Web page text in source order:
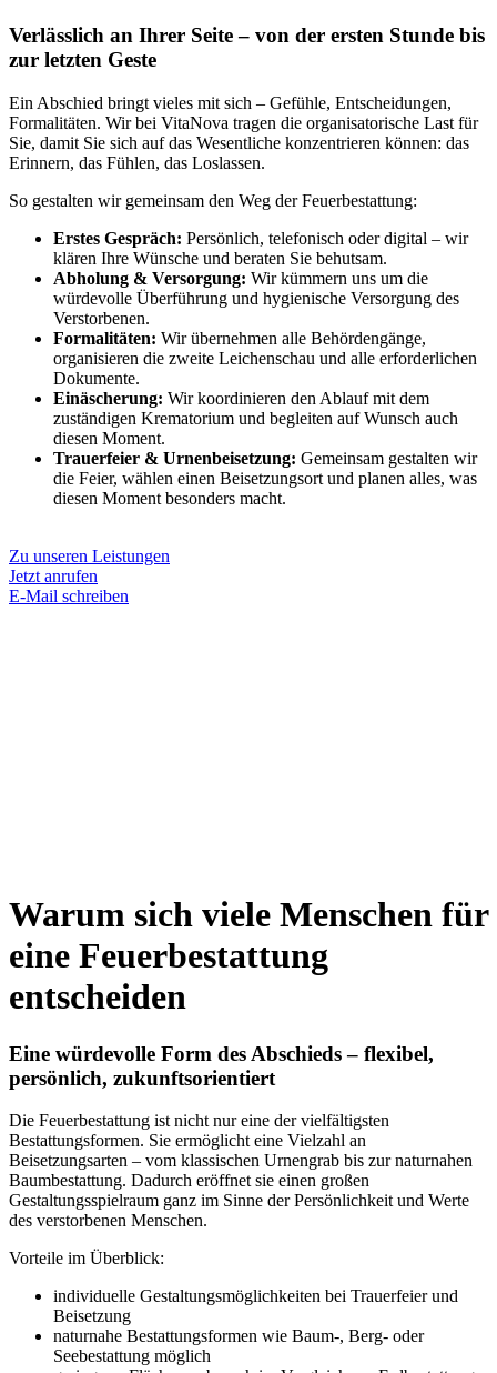
Verlässlich an Ihrer Seite – von der ersten Stunde bis
zur letzten Geste
Ein Abschied bringt vieles mit sich – Gefühle, Entscheidungen,
Formalitäten. Wir bei VitaNova tragen die organisatorische Last für
Sie, damit Sie sich auf das Wesentliche konzentrieren können: das
Erinnern, das Fühlen, das Loslassen.
So gestalten wir gemeinsam den Weg der Feuerbestattung:
Erstes Gespräch: Persönlich, telefonisch oder digital – wir
klären Ihre Wünsche und beraten Sie behutsam.
Abholung & Versorgung: Wir kümmern uns um die
würdevolle Überführung und hygienische Versorgung des
Verstorbenen.
Formalitäten: Wir übernehmen alle Behördengänge,
organisieren die zweite Leichenschau und alle erforderlichen
Dokumente.
Einäscherung: Wir koordinieren den Ablauf mit dem
zuständigen Krematorium und begleiten auf Wunsch auch
diesen Moment.
Trauerfeier & Urnenbeisetzung: Gemeinsam gestalten wir
die Feier, wählen einen Beisetzungsort und planen alles, was
diesen Moment besonders macht.
Zu unseren Leistungen
Jetzt anrufen
E-Mail schreiben
Warum sich viele Menschen für
eine Feuerbestattung
entscheiden
Eine würdevolle Form des Abschieds – flexibel,
persönlich, zukunftsorientiert
Die Feuerbestattung ist nicht nur eine der vielfältigsten
Bestattungsformen. Sie ermöglicht eine Vielzahl an
Beisetzungsarten – vom klassischen Urnengrab bis zur naturnahen
Baumbestattung. Dadurch eröffnet sie einen großen
Gestaltungsspielraum ganz im Sinne der Persönlichkeit und Werte
des verstorbenen Menschen.
Vorteile im Überblick:
individuelle Gestaltungsmöglichkeiten bei Trauerfeier und
Beisetzung
naturnahe Bestattungsformen wie Baum-, Berg- oder
Seebestattung möglich